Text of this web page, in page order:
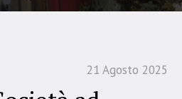
21 Agosto 2025